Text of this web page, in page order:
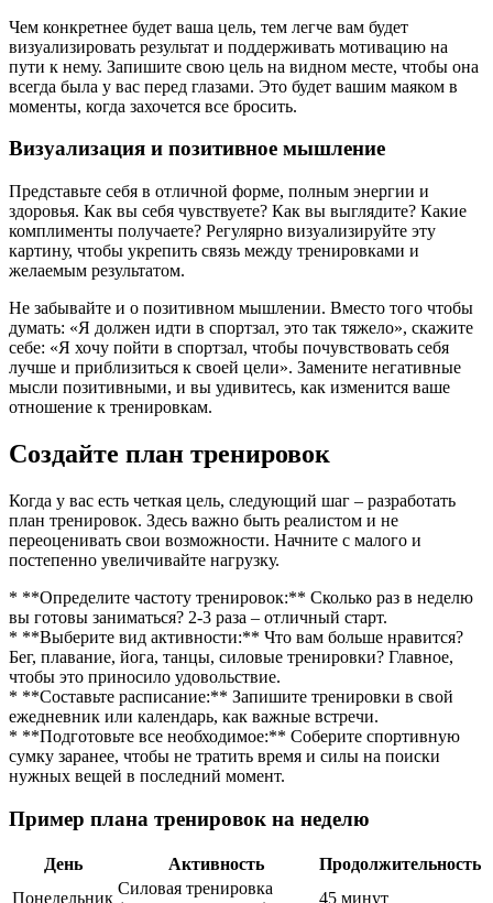
Чем конкретнее будет ваша цель, тем легче вам будет
визуализировать результат и поддерживать мотивацию на
пути к нему. Запишите свою цель на видном месте, чтобы она
всегда была у вас перед глазами. Это будет вашим маяком в
моменты, когда захочется все бросить.
Визуализация и позитивное мышление
Представьте себя в отличной форме, полным энергии и
здоровья. Как вы себя чувствуете? Как вы выглядите? Какие
комплименты получаете? Регулярно визуализируйте эту
картину, чтобы укрепить связь между тренировками и
желаемым результатом.
Не забывайте и о позитивном мышлении. Вместо того чтобы
думать: «Я должен идти в спортзал, это так тяжело», скажите
себе: «Я хочу пойти в спортзал, чтобы почувствовать себя
лучше и приблизиться к своей цели». Замените негативные
мысли позитивными, и вы удивитесь, как изменится ваше
отношение к тренировкам.
Создайте план тренировок
Когда у вас есть четкая цель, следующий шаг – разработать
план тренировок. Здесь важно быть реалистом и не
переоценивать свои возможности. Начните с малого и
постепенно увеличивайте нагрузку.
* **Определите частоту тренировок:** Сколько раз в неделю
вы готовы заниматься? 2-3 раза – отличный старт.
* **Выберите вид активности:** Что вам больше нравится?
Бег, плавание, йога, танцы, силовые тренировки? Главное,
чтобы это приносило удовольствие.
* **Составьте расписание:** Запишите тренировки в свой
ежедневник или календарь, как важные встречи.
* **Подготовьте все необходимое:** Соберите спортивную
сумку заранее, чтобы не тратить время и силы на поиски
нужных вещей в последний момент.
Пример плана тренировок на неделю
День Активность
Продолжительность
Понедельник
Силовая тренировка
45 минут